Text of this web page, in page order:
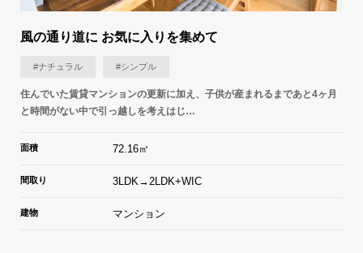
風の通り道に お気に入りを集めて
#ナチュラル #シンプル
住んでいた賃貸マンションの更新に加え、子供が産まれるまであと4ヶ月
と時間がない中で引っ越しを考えはじ…
面積 72.16㎡
間取り 3LDK→2LDK+WIC
建物 マンション